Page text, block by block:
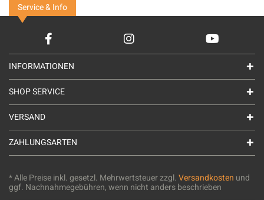
Service & Info
INFORMATIONEN
SHOP SERVICE
VERSAND
ZAHLUNGSARTEN
* Alle Preise inkl. gesetzl. Mehrwertsteuer zzgl.Versandkosten und
ggf. Nachnahmegebühren, wenn nicht anders beschrieben